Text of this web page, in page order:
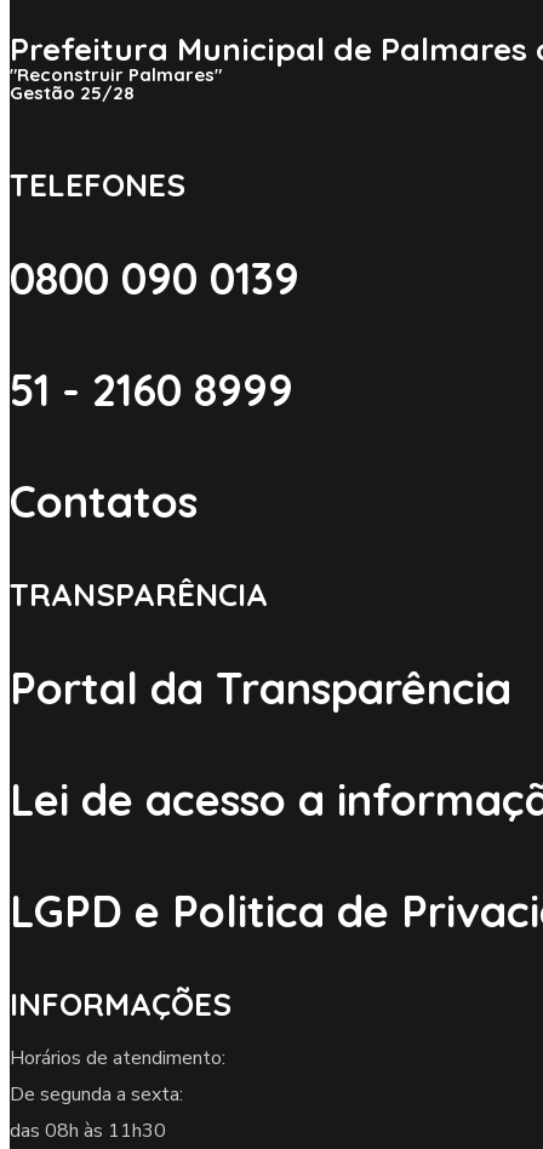
Prefeitura Municipal de Palmares
"Reconstruir Palmares"
Gestão 25/28
TELEFONES
0800 090 0139
51 - 2160 8999
Contatos
TRANSPARÊNCIA
Portal da Transparência
Lei de acesso a
LGPD e Politica de
INFORMAÇÕES
Horários de atendimento:
De segunda a sexta:
das 08h às 11h30